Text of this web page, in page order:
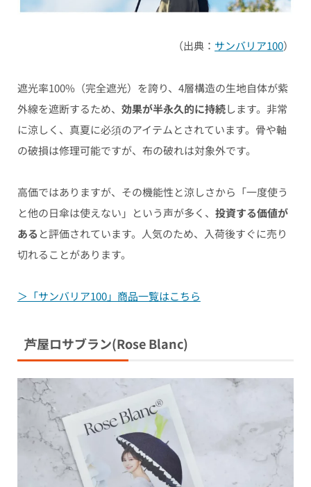
（出典： サンバリア100）
遮光率100%（完全遮光）を誇り、4層構造の生地自体が紫
外線を遮断するため、 効果が半永久的に持続します。非常
に涼しく、真夏に必須のアイテムとされています。骨や軸
の破損は修理可能ですが、布の破れは対象外です。
高価ではありますが、その機能性と涼しさから「一度使う
と他の日傘は使えない」という声が多く、 投資する価値が
ある と評価されています。人気のため、入荷後すぐに売り
切れることがあります。
＞「サンバリア100」商品一覧はこちら
芦屋ロサブラン(Rose Blanc)